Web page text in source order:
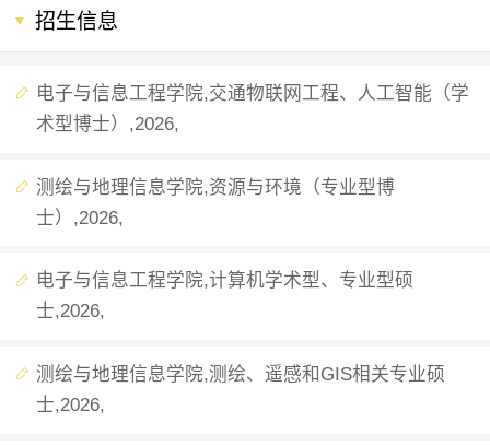
招生信息
电子与信息工程学院,交通物联网工程、人工智能（学
术型博士）,2026,
测绘与地理信息学院,资源与环境（专业型博
士）,2026,
电子与信息工程学院,计算机学术型、专业型硕
士,2026,
测绘与地理信息学院,测绘、遥感和GIS相关专业硕
士,2026,